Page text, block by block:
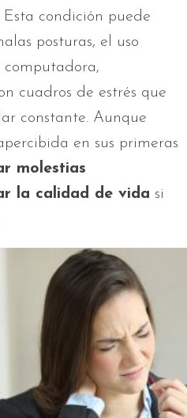
Esta condición puede
posturas, el uso
computadora,
cuadros de estrés que
constante. Aunque
en sus primeras
molestias
la calidad de vida si